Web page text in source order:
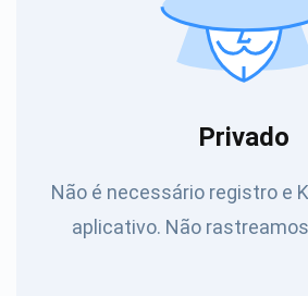
Privado
Não é necessário registro e
aplicativo. Não